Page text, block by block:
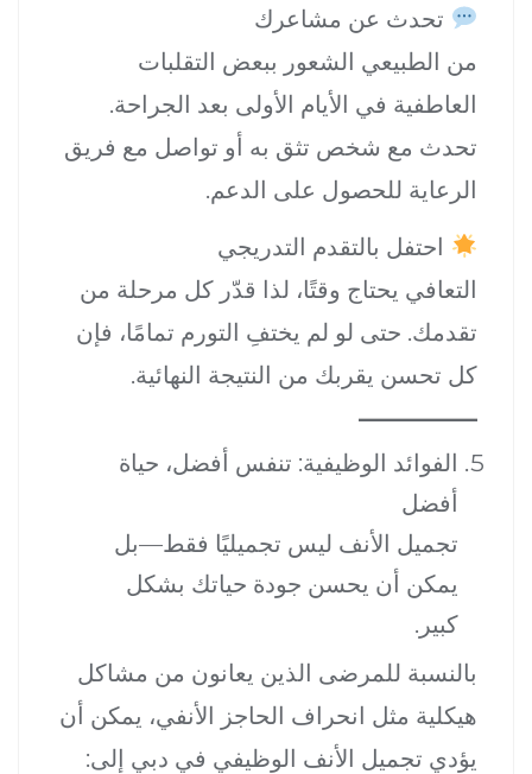
تحدث عن مشاعرك
من الطبيعي الشعور ببعض التقلبات
العاطفية في الأيام الأولى بعد الجراحة.
تحدث مع شخص تثق به أو تواصل مع فريق
الرعاية للحصول على الدعم.
احتفل بالتقدم التدريجي
التعافي يحتاج وقتًا، لذا قدّر كل مرحلة من
تقدمك. حتى لو لم يختفِ التورم تمامًا، فإن
كل تحسن يقربك من النتيجة النهائية.
الفوائد الوظيفية: تنفس أفضل، حياة
أفضل
تجميل الأنف ليس تجميليًا فقط—بل
يمكن أن يحسن جودة حياتك بشكل
كبير.
بالنسبة للمرضى الذين يعانون من مشاكل
هيكلية مثل انحراف الحاجز الأنفي، يمكن أن
يؤدي تجميل الأنف الوظيفي في دبي إلى: